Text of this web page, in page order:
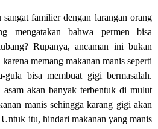
familier dengan larangan orang
mengatakan bahwa permen bisa
Rupanya, ancaman ini bukan
memang makanan manis seperti
gula bisa membuat gigi bermasalah.
asam akan banyak terbentuk di mulut
manis sehingga karang gigi akan
itu, hindari makanan yang manis